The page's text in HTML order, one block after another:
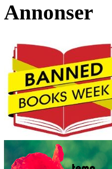
Annonser